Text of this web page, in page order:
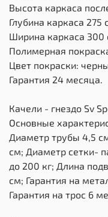
Высота каркаса
Глубина каркаса 275
Ширина каркаса 300
Полимерная
Цвет покраски:
Гарантия 24 месяца.
Качели - гнездо Sv
Основные
Диаметр трубы 4,5
см; Диаметр сетки-
до 200 кг; Длина
см; Гарантия на
Гарантия на трос 6